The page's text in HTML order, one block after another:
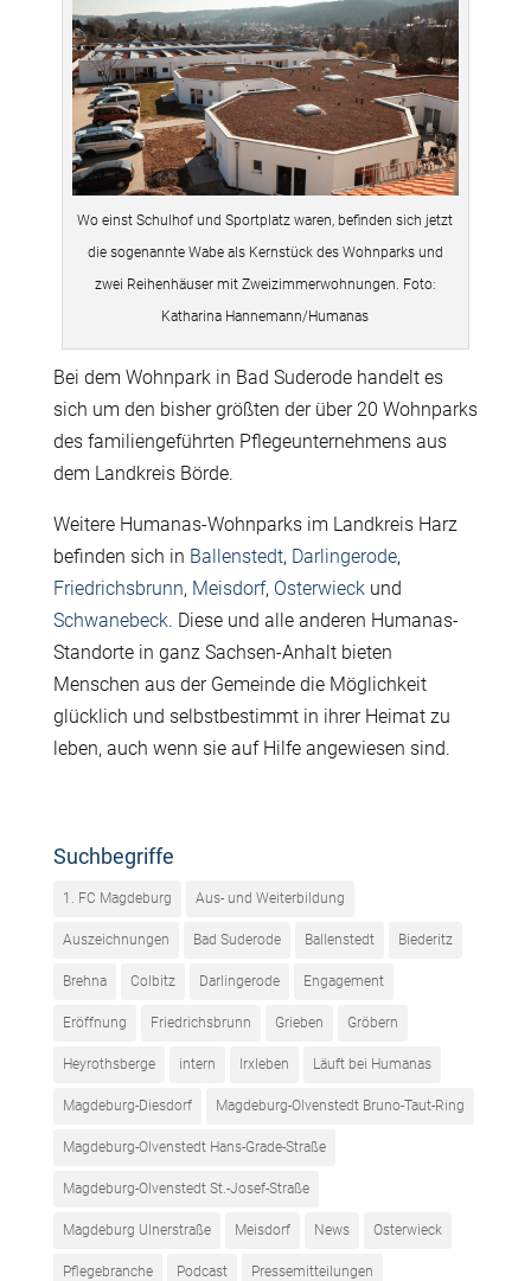
Wo einst Schulhof und Sportplatz waren, befinden sich jetzt
die sogenannte Wabe als Kernstück des Wohnparks und
zwei Reihenhäuser mit Zweizimmerwohnungen. Foto:
Katharina Hannemann/Humanas
Bei dem Wohnpark in Bad Suderode handelt es
sich um den bisher größten der über 20 Wohnparks
des familiengeführten Pflegeunternehmens aus
dem Landkreis Börde.
Weitere Humanas-Wohnparks im Landkreis Harz
befinden sich in Ballenstedt, Darlingerode,
Friedrichsbrunn, Meisdorf, Osterwieckund
Schwanebeck. Diese und alle anderen Humanas-
Standorte in ganz Sachsen-Anhalt bieten
Menschen aus der Gemeinde die Möglichkeit
glücklich und selbstbestimmt in ihrer Heimat zu
leben, auch wenn sie auf Hilfe angewiesen sind.
Suchbegriffe
1. FC Magdeburg Aus- und Weiterbildung
Auszeichnungen Bad Suderode Ballenstedt Biederitz
Brehna Colbitz Darlingerode Engagement
Eröffnung Friedrichsbrunn Grieben Gröbern
Heyrothsberge intern Irxleben Läuft bei Humanas
Magdeburg-Diesdorf Magdeburg-Olvenstedt Bruno-Taut-Ring
Magdeburg-Olvenstedt Hans-Grade-Straße
Magdeburg-Olvenstedt St.-Josef-Straße
Magdeburg Ulnerstraße Meisdorf News Osterwieck
Pflegebranche Podcast Pressemitteilungen